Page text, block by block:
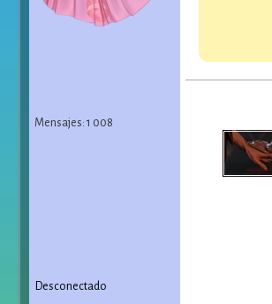
Mensajes: 1 008
Desconectado